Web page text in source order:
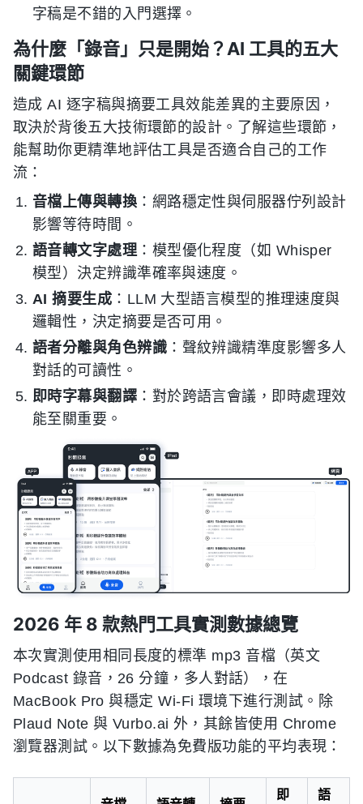
字稿是不錯的入門選擇。
為什麼「錄音」只是開始？AI 工具的五大
關鍵環節
造成 AI 逐字稿與摘要工具效能差異的主要原因，
取決於背後五大技術環節的設計。了解這些環節，
能幫助你更精準地評估工具是否適合自己的工作
流：
音檔上傳與轉換 ：網路穩定性與伺服器佇列設計
影響等待時間。
語音轉文字處理：模型優化程度（如 Whisper
模型）決定辨識準確率與速度。
AI 摘要生成 ：LLM 大型語言模型的推理速度與
邏輯性，決定摘要是否可用。
語者分離與角色辨識 ：聲紋辨識精準度影響多人
對話的可讀性。
即時字幕與翻譯 ：對於跨語言會議，即時處理效
能至關重要。
2026 年 8 款熱門工具實測數據總覽
本次實測使用相同長度的標準 mp3 音檔（英文
Podcast 錄音，26 分鐘，多人對話），在
MacBook Pro 與穩定 Wi-Fi 環境下進行測試。除
Plaud Note 與 Vurbo.ai 外，其餘皆使用 Chrome
瀏覽器測試。以下數據為免費版功能的平均表現：
即
語